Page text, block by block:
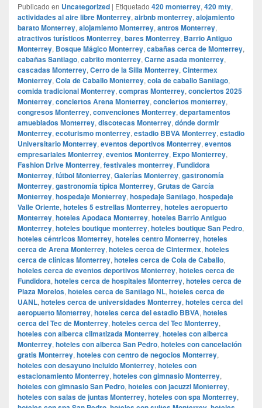
Publicado en Uncategorized | Etiquetado 420 monterrey, 420 mty,
actividades al aire libre Monterrey, airbnb monterrey, alojamiento
barato Monterrey, alojamiento Monterrey, antros Monterrey,
atractivos turísticos Monterrey, bares Monterrey, Barrio Antiguo
Monterrey, Bosque Mágico Monterrey, cabañas cerca de Monterrey,
cabañas Santiago, cabrito monterrey, Carne asada monterrey,
cascadas Monterrey, Cerro de la Silla Monterrey, Cintermex
Monterrey, Cola de Caballo Monterrey, cola de caballo Santiago,
comida tradicional Monterrey, compras Monterrey, conciertos 2025
Monterrey, conciertos Arena Monterrey, conciertos monterrey,
congresos Monterrey, convenciones Monterrey, departamentos
amueblados Monterrey, discotecas Monterrey, dónde dormir
Monterrey, ecoturismo monterrey, estadio BBVA Monterrey, estadio
Universitario Monterrey, eventos deportivos Monterrey, eventos
empresariales Monterrey, eventos Monterrey, Expo Monterrey,
Fashion Drive Monterrey, festivales monterrey, Fundidora
Monterrey, fútbol Monterrey, Galerías Monterrey, gastronomía
Monterrey, gastronomía típica Monterrey, Grutas de García
Monterrey, hospedaje Monterrey, hospedaje Santiago, hospedaje
Valle Oriente, hoteles 5 estrellas Monterrey, hoteles aeropuerto
Monterrey, hoteles Apodaca Monterrey, hoteles Barrio Antiguo
Monterrey, hoteles boutique monterrey, hoteles boutique San Pedro,
hoteles céntricos Monterrey, hoteles centro Monterrey, hoteles
cerca de Arena Monterrey, hoteles cerca de Cintermex, hoteles
cerca de clínicas Monterrey, hoteles cerca de Cola de Caballo,
hoteles cerca de eventos deportivos Monterrey, hoteles cerca de
Fundidora, hoteles cerca de hospitales Monterrey, hoteles cerca de
Plaza Morelos, hoteles cerca de Santiago NL, hoteles cerca de
UANL, hoteles cerca de universidades Monterrey, hoteles cerca del
aeropuerto Monterrey, hoteles cerca del estadio BBVA, hoteles
cerca del Tec de Monterrey, hoteles cerca del Tec Monterrey,
hoteles con alberca climatizada Monterrey, hoteles con alberca
Monterrey, hoteles con alberca San Pedro, hoteles con cancelación
gratis Monterrey, hoteles con centro de negocios Monterrey,
hoteles con desayuno incluido Monterrey, hoteles con
estacionamiento Monterrey, hoteles con gimnasio Monterrey,
hoteles con gimnasio San Pedro, hoteles con jacuzzi Monterrey,
hoteles con salas de juntas Monterrey, hoteles con spa Monterrey,